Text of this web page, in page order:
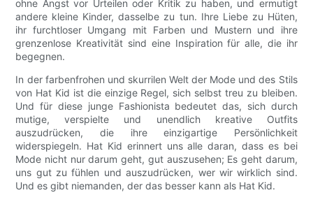
ohne Angst vor Urteilen oder Kritik zu haben, und ermutigt
andere kleine Kinder, dasselbe zu tun. Ihre Liebe zu Hüten,
ihr furchtloser Umgang mit Farben und Mustern und ihre
grenzenlose Kreativität sind eine Inspiration für alle, die ihr
begegnen.
In der farbenfrohen und skurrilen Welt der Mode und des Stils
von Hat Kid ist die einzige Regel, sich selbst treu zu bleiben.
Und für diese junge Fashionista bedeutet das, sich durch
mutige, verspielte und unendlich kreative Outfits
auszudrücken, die ihre einzigartige Persönlichkeit
widerspiegeln. Hat Kid erinnert uns alle daran, dass es bei
Mode nicht nur darum geht, gut auszusehen; Es geht darum,
uns gut zu fühlen und auszudrücken, wer wir wirklich sind.
Und es gibt niemanden, der das besser kann als Hat Kid.